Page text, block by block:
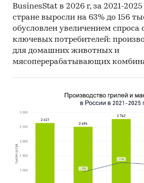
BusinesStat в 2026 г, за 2021-
стране выросли на 63% до 156
обусловлен увеличением спроса
ключевых потребителей:
для домашних животных и
мясоперерабатывающих